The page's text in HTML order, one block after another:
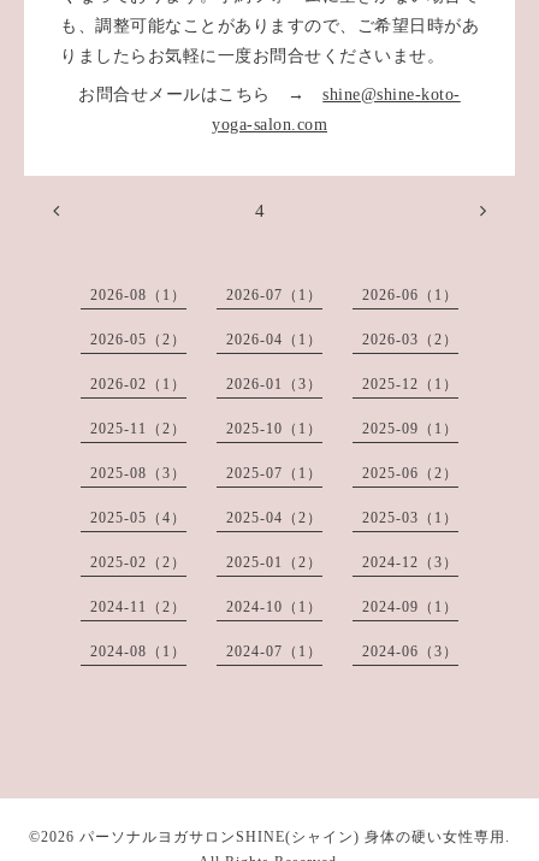
も、調整可能なことがありますので、ご希望日時があ
りましたらお気軽に一度お問合せくださいませ。
お問合せメールはこちら →shine@shine-koto-
yoga-salon.com
4
2026-08（1） 2026-07（1） 2026-06（1）
2026-05（2） 2026-04（1） 2026-03（2）
2026-02（1） 2026-01（3） 2025-12（1）
2025-11（2） 2025-10（1） 2025-09（1）
2025-08（3） 2025-07（1） 2025-06（2）
2025-05（4） 2025-04（2） 2025-03（1）
2025-02（2） 2025-01（2） 2024-12（3）
2024-11（2） 2024-10（1） 2024-09（1）
2024-08（1） 2024-07（1） 2024-06（3）
©2026 パーソナルヨガサロンSHINE(シャイン) 身体の硬い女性専用 .